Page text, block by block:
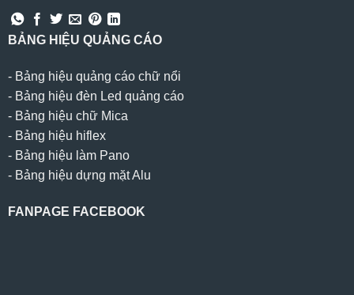
BẢNG HIỆU QUẢNG CÁO
- Bảng hiệu quảng cáo chữ nổi
- Bảng hiệu đèn Led quảng cáo
- Bảng hiệu chữ Mica
- Bảng hiệu hiflex
- Bảng hiệu làm Pano
- Bảng hiệu dựng mặt Alu
FANPAGE FACEBOOK